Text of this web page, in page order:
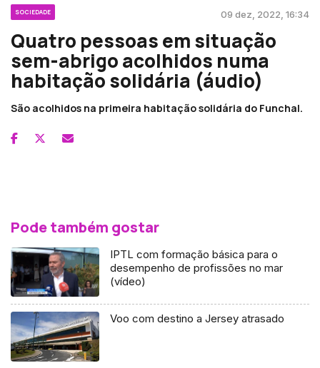
SOCIEDADE 09 dez, 2022, 16:34
Quatro pessoas em situação
sem-abrigo acolhidos numa
habitação solidária (áudio)
São acolhidos na primeira habitação solidária do Funchal.
Pode também gostar
IPTL com formação básica para o
desempenho de profissões no mar
(vídeo)
Voo com destino a Jersey atrasado